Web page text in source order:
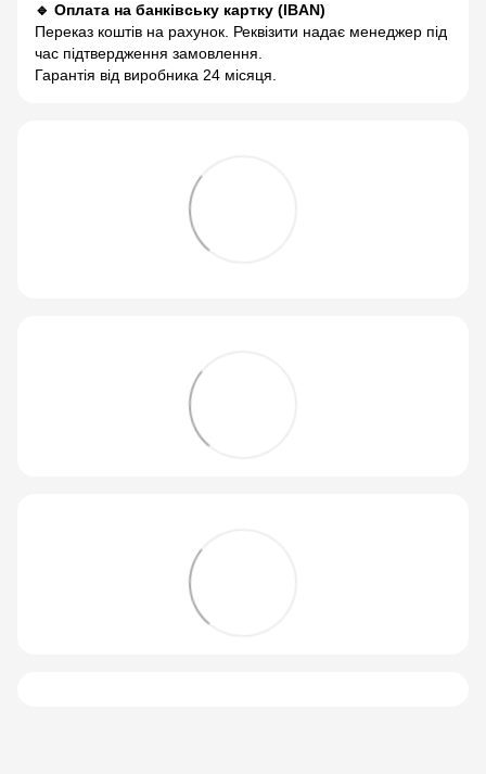
🔹 Оплата на банківську картку (IBAN)
Переказ коштів на рахунок. Реквізити надає менеджер під
час підтвердження замовлення.
Гарантія від виробника 24 місяця.